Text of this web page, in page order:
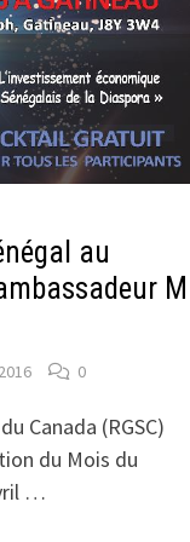
au
0
Canada (RGSC)
du Mois du
…